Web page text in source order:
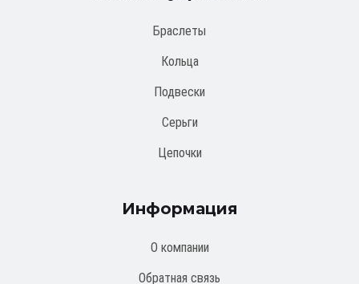
Браслеты
Кольца
Подвески
Серьги
Цепочки
Информация
О компании
Обратная связь